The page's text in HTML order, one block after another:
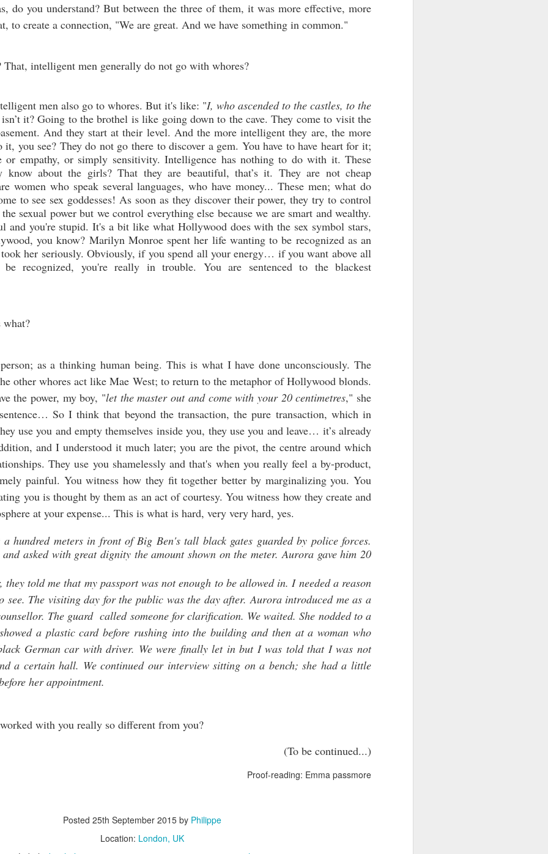
do you understand? But between the three of them, it was more effective, more
to create a connection, "We are great. And we have something in common."
That, intelligent men generally do not go with whores?
men also go to whores. But it's like: "I, who ascended to the castles, to the
it? Going to the brothel is like going down to the cave. They come to visit the
And they start at their level. And the more intelligent they are, the more
you see? They do not go there to discover a gem. You have to have heart for it;
or empathy, or simply sensitivity. Intelligence has nothing to do with it. These
know about the girls? That they are beautiful, that’s it. They are not cheap
women who speak several languages, who have money... These men; what do
to see sex goddesses! As soon as they discover their power, they try to control
sexual power but we control everything else because we are smart and wealthy.
and you're stupid. It's a bit like what Hollywood does with the sex symbol stars,
you know? Marilyn Monroe spent her life wanting to be recognized as an
took her seriously. Obviously, if you spend all your energy… if you want above all
be recognized, you're really in trouble. You are sentenced to the blackest
what?
as a thinking human being. This is what I have done unconsciously. The
other whores act like Mae West; to return to the metaphor of Hollywood blonds.
the power, my boy, "let the master out and come with your 20 centimetres," she
So I think that beyond the transaction, the pure transaction, which in
use you and empty themselves inside you, they use you and leave… it’s already
and I understood it much later; you are the pivot, the centre around which
They use you shamelessly and that's when you really feel a by-product,
painful. You witness how they fit together better by marginalizing you. You
you is thought by them as an act of courtesy. You witness how they create and
at your expense... This is what is hard, very very hard, yes.
hundred meters in front of Big Ben's tall black gates guarded by police forces.
asked with great dignity the amount shown on the meter. Aurora gave him 20
told me that my passport was not enough to be allowed in. I needed a reason
see. The visiting day for the public was the day after. Aurora introduced me as a
The guard called someone for clarification. We waited. She nodded to a
a plastic card before rushing into the building and then at a woman who
German car with driver. We were finally let in but I was told that I was not
a certain hall. We continued our interview sitting on a bench; she had a little
her appointment.
with you really so different from you?
(To be continued...)
Proof-reading: Emma passmore
Posted 25th September 2015by Philippe
Location: London, UK
honteux de voir ça !"
Paul Gauguin, or the truncated posterity of a maverick
Pissarro - 1894
Gauguin did not escape the status of a "cursed" artist with all the
reactions against him which that entail.
La théorie de la relativité contre la physique quantique
Localité
principe d’indétermination
des expérimentations les plus stupéfiantes de la physique moderne
au champ de la physique quantique. Nos idées sur l’univers
nature ultime de la matière s’en sont trouvées transformées.
version quantique de l’expérience des fentes de Young fut répétée
Gauguin, 40 years old
Postman, Joseph Roulin, 53 years old
prostitute, 22 years old
scene takes place in Arles, in the Midi region of France between
20th October and the 26th December 1888.
I
the terrace at the train station cafe just before dawn. The road is
and unlit. The large cafe is poorly lit and deserted. Vincent has
up his easel in front of the terrace. He paints with rapid strokes.
Gauguin dans les îles du Pacifique (2eme partie)
CHAPITRE 1
sauvage
pour l’heure pourquoi ne pas tenter sa chance dans cette ville de
en faisant quelques portraits aux commerçants, militaires et
de grand peintre ne le précède-t-elle pas ? On imagine
quel effet il put produire chez ses compatriotes et la perplexité
colons devant cette grande gueule aux cheveux longs qui se
8
Paul Gauguin dans les îles du Pacifique
Paul Gauguin, ou la postérité tronquée d’un infréquentable
Il est toujours à braconner sur les terrains d’autrui ; aujourd’hui, il pille
sauvages de l’Océanie »
- 1894
propos
The Quantum Diaries (Part II)
The “Quantum Diaries” were written as I began my theoretical
mind between philosophy, neurobiology and theoretical quantum
and it is understood, will be of no use to these three